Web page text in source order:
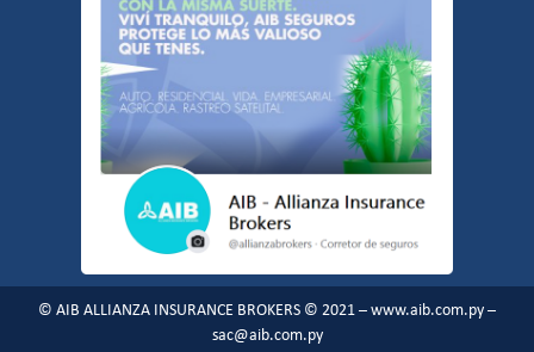
© AIB ALLIANZA INSURANCE BROKERS © 2021 – www.aib.com.py –
sac@aib.com.py